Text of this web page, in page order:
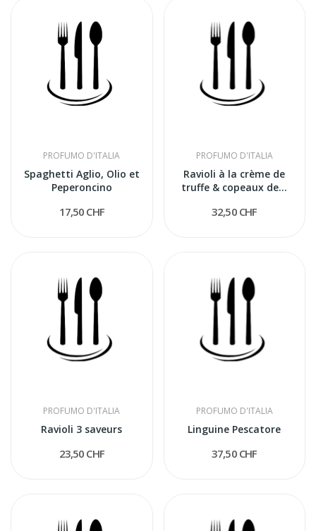
PROFUMO D'ITALIA
Spaghetti Aglio, Olio et
Peperoncino
17,50 CHF
PROFUMO D'ITALIA
Ravioli à la crème de
truffe & copeaux de...
32,50 CHF
PROFUMO D'ITALIA
Ravioli 3 saveurs
23,50 CHF
PROFUMO D'ITALIA
Linguine Pescatore
37,50 CHF